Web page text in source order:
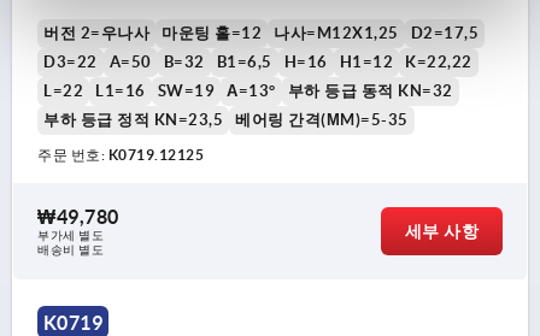
버전 2=우나사 마운팅 홀=12 나사=M12X1,25
D2=17,5
D3=22
A=50 B=32 B1=6,5 H=16 H1=12
K=22,22
L=22
L1=16 SW=19 Α=13°
부하 등급 동적 KN=32
부하 등급 정적 KN=23,5
베어링 간격(ΜM)=5-35
주문 번호: K0719.12125
₩49,780
부가세 별도
배송비 별도
세부 사항
K0719